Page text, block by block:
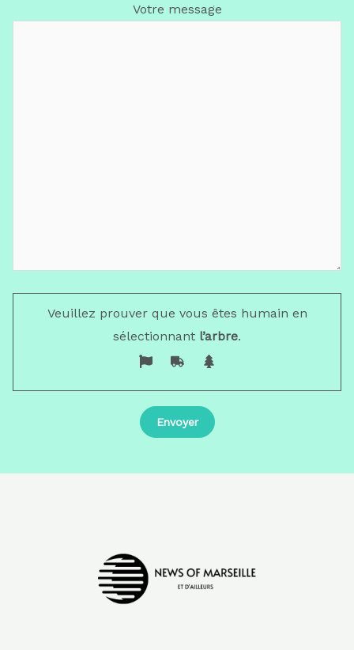
Votre message
Veuillez prouver que vous êtes humain en
sélectionnant l’arbre.